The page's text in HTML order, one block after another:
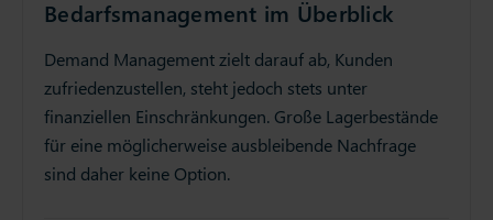
Bedarfsmanagement im Überblick
Demand Management zielt darauf ab, Kunden
zufriedenzustellen, steht jedoch stets unter
finanziellen Einschränkungen. Große Lagerbestände
für eine möglicherweise ausbleibende Nachfrage
sind daher keine Option.